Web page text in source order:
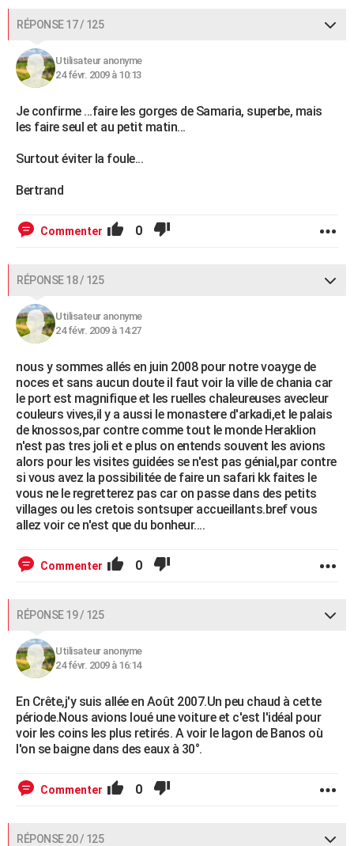
RÉPONSE 17 / 125
Utilisateur anonyme
24 févr. 2009 à 10:13
Je confirme ...faire les gorges de Samaria, superbe, mais
les faire seul et au petit matin...
Surtout éviter la foule...
Bertrand
Commenter 0
RÉPONSE 18 / 125
Utilisateur anonyme
24 févr. 2009 à 14:27
nous y sommes allés en juin 2008 pour notre voayge de
noces et sans aucun doute il faut voir la ville de chania car
le port est magnifique et les ruelles chaleureuses avecleur
couleurs vives,il y a aussi le monastere d'arkadi,et le palais
de knossos,par contre comme tout le monde Heraklion
n'est pas tres joli et e plus on entends souvent les avions
alors pour les visites guidées se n'est pas génial,par contre
si vous avez la possibilitée de faire un safari kk faites le
vous ne le regretterez pas car on passe dans des petits
villages ou les cretois sontsuper accueillants.bref vous
allez voir ce n'est que du bonheur....
Commenter 0
RÉPONSE 19 / 125
Utilisateur anonyme
24 févr. 2009 à 16:14
En Crête,j'y suis allée en Août 2007.Un peu chaud à cette
période.Nous avions loué une voiture et c'est l'idéal pour
voir les coins les plus retirés. A voir le lagon de Banos où
l'on se baigne dans des eaux à 30°.
Commenter 0
RÉPONSE 20 / 125